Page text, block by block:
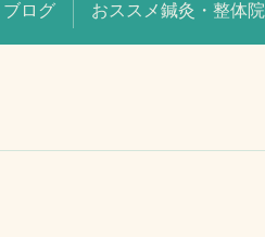
ブログ おススメ鍼灸・整体院